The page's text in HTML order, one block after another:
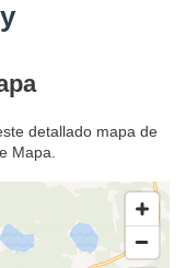
detallado mapa de
Mapa.